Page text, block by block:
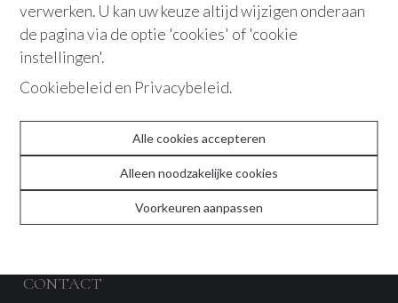
verwerken. U kan uw keuze altijd wijzigen onderaan
de pagina via de optie 'cookies' of 'cookie
instellingen'.
Cookiebeleid en Privacybeleid.
Alle cookies accepteren
Alleen noodzakelijke cookies
Voorkeuren aanpassen
ABOUT
Team
Contact
Recente realisaties
CONTACT